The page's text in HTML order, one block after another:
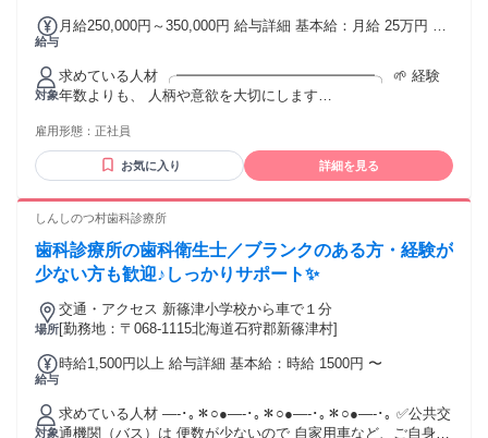
給与
月給250,000円～350,000円 給与詳細 基本給：月給 25万円 〜
れる通勤・皆勤・家族手当金額：なし 全員に一律で支払われ
るその他手当金額：なし 月給25万円～35万円（一律手当含
む） ※経験・能力を考慮します。 ※残業代は別途支給 ＜昇
対象
求めている人材 ╭━━━━━━━━━━━━━━╮ 🌱 経験
年数よりも、 人柄や意欲を大切にします
生士免許をお持ちの方 実務経験の有無や、 ブランク期間は問
いません。 新卒・第二新卒の方や、 資格取得後に実務経験が
あまりない方も歓迎します。
す ━━━━━━━━━━━━━━━━ ・患者様の話を丁寧に
ある方 ・衛生士業務に集中したい方 ・知識や技術を身につけ
たい方 ・周囲と協力して働ける方 ・仕事も私生活も大切にし
╭━━━━━━━━━━━━━━╮ ✨ こんな働き方を 叶えた
い方にもおすすめ ╰━━━━━━━━━━━━━━╯ ◎ お
を活かして復職したい ◎ 患者様と長く関わりたい ◎ 無理な
がないことを理由に、 応募を迷う必要はありません。 まずは
医院見学からでも お気軽にお越しください。
雇用形態： 正社員
お気に入り 詳細を見る
しんしのつ村歯科診療所
歯科診療所の歯科衛生士／ブランクのある方・経験が
少ない方も歓迎♪しっかりサポート✨
場所
交通・アクセス 新篠津小学校から車で１分
[勤務地：〒068-1115北海道石狩郡新篠津村]
給与
時給1,500円以上 給与詳細 基本給：時給 1500円 〜
対象
求めている人材 ―-･｡＊○●―-･｡＊○●―-･｡＊○●―-･｡ ✅公共交
通機関（バス）は 便数が少ないので 自家用車など、ご自身で